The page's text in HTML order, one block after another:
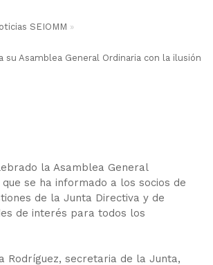
SEIOMM »
su Asamblea General Ordinaria con la ilusión
la Asamblea General
se ha informado a los socios de
de la Junta Directiva y de
de interés para todos los
Rodríguez, secretaria de la Junta,